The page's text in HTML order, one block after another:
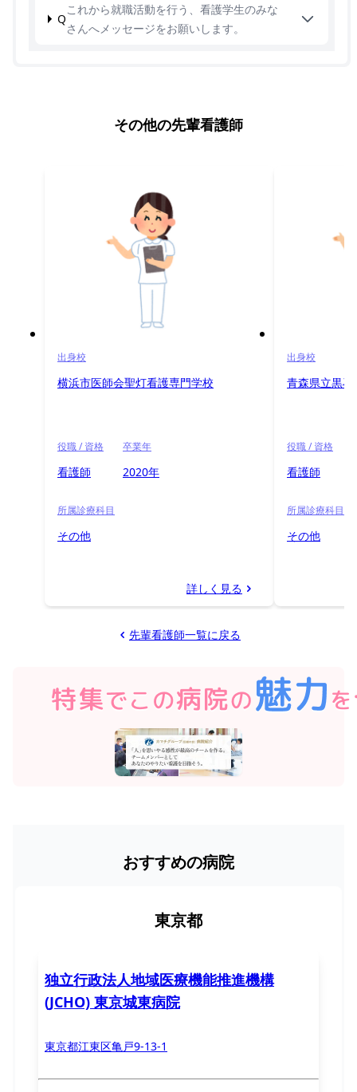
Q
これから就職活動を行う、看護学生のみな
さんへメッセージをお願いします。
その他の先輩看護師
出身校
横浜市医師会聖灯看護専門学校
役職 / 資格
看護師
卒業年
2020年
所属診療科目
その他
詳しく見る
出身校
青森県立黒
役職 / 資格
看護師
所属診療科目
その他
先輩看護師一覧に戻る
おすすめの病院
東京都
独立行政法人地域医療機能推進機構
(JCHO) 東京城東病院
東京都江東区亀戸9-13-1